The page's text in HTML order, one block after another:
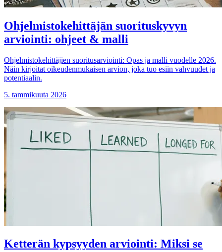
Ohjelmistokehittäjän suorituskyvyn
arviointi: ohjeet & malli
Ohjelmistokehittäjien suoritusarviointi: Opas ja malli vuodelle 2026.
Näin kirjoitat oikeudenmukaisen arvion, joka tuo esiin vahvuudet ja
potentiaalin.
5. tammikuuta 2026
Ketterän kypsyyden arviointi: Miksi se